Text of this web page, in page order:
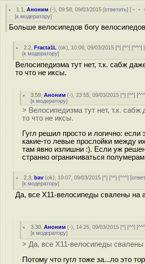
1.1 ,Аноним (-), 09:58, 09/03/2015 [ответить] [
[к модератору]
Больше велосипедов богу
2.2 ,Fracta1L (ok), 10:06, 09/03/2015 [^] [^^] [^^^] [
[к модератору]
Велосипедизма тут нет, т.к. сабж
то что не иксы.
3.59 ,Аноним (-), 23:55, 09/03/2015 [^] [^^] [
[к модератору]
> Велосипедизма тут нет, т.к. сабж
то что не иксы.
Гугл решил просто и логично: если
какие-то левые прослойки между
там явно излишни :). Если уж
странно ограничиваться
2.3 ,bav (ok), 10:07, 09/03/2015 [^] [^^] [^^^] [
[к модератору]
Да, все X11-велосипеды свалены на
3.30 ,Аноним (-), 14:26, 09/03/2015 [^] [^^] [
[к модератору]
> Да, все X11-велосипеды свалены
Потому что гугл тоже за...ло это